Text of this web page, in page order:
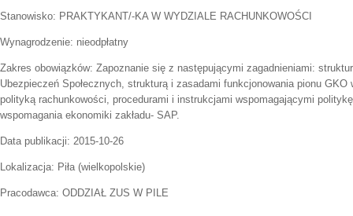
Stanowisko: PRAKTYKANT/-KA W WYDZIALE RACHUNKOWOŚCI
Wynagrodzenie: nieodpłatny
Zakres obowiązków: Zapoznanie się z następującymi zagadnieniami:
Ubezpieczeń Społecznych, strukturą i zasadami funkcjonowania pionu
polityką rachunkowości, procedurami i instrukcjami wspomagającymi
wspomagania ekonomiki zakładu- SAP.
Data publikacji: 2015-10-26
Lokalizacja: Piła(wielkopolskie)
Pracodawca: ODDZIAŁ ZUS W PILE